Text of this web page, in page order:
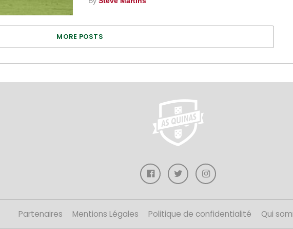
MORE POSTS
Partenaires Mentions Légales Politique de confidentialité Qui